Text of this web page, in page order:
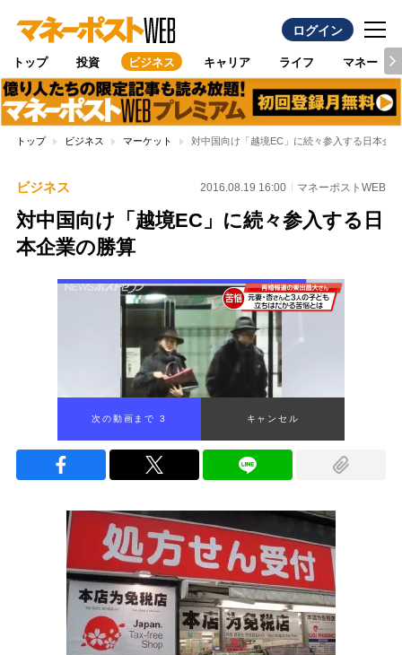
ログイン
トップ 投資 ビジネス キャリア ライフ マネー
トップ ビジネス マーケット 対中国向け「越境EC」に続々参入する日本企
ビジネス 2016.08.19 16:00 マネーポストWEB
対中国向け「越境EC」に続々参入する日
本企業の勝算
次の動画まで 2 キャンセル